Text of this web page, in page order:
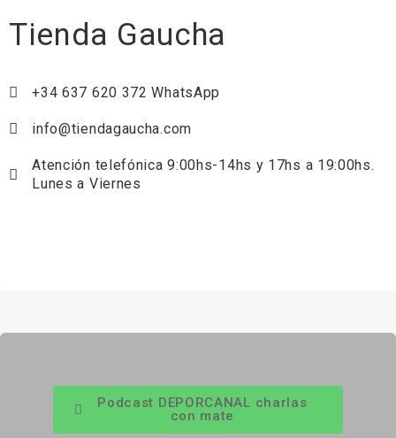
Tienda Gaucha
+34 637 620 372 WhatsApp
info@tiendagaucha.com
Atención telefónica 9:00hs-14hs y 17hs a 19:00hs.
Lunes a Viernes
Podcast DEPORCANAL charlas
con mate